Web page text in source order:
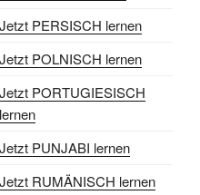
Jetzt PERSISCH lernen
Jetzt POLNISCH lernen
Jetzt PORTUGIESISCH
lernen
Jetzt PUNJABI lernen
Jetzt RUMÄNISCH lernen